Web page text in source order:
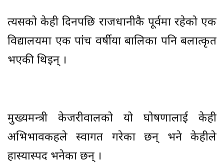
त्यसको केही दिनपछि राजधानीकै पूर्वमा रहेको एक
विद्यालयमा एक पांंच वर्षीया बालिका पनि बलात्कृत
भएकी थिइन् ।
मुख्यमन्त्री केजरीवालको यो घोषणालाई केही
अभिभावकहरूले स्वागत गरेका छन् भने केहीले
हास्यास्पद भनेका छन् ।